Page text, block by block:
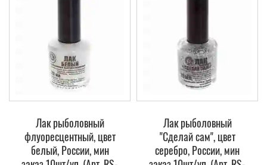
Лак рыболовный
флуоресцентный, цвет
белый, России, мин
Лак рыболовный
"Сделай сам", цвет
серебро, России, мин